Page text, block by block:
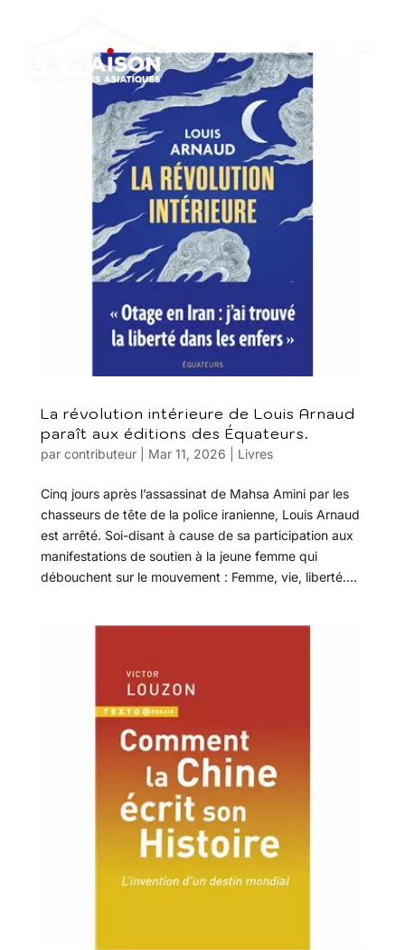
La révolution intérieure de Louis Arnaud
paraît aux éditions des Équateurs.
par contributeur| Mar 11, 2026 Livres
Cinq jours après l’assassinat de Mahsa Amini par les
chasseurs de tête de la police iranienne, Louis Arnaud
est arrêté. Soi-disant à cause de sa participation aux
manifestations de soutien à la jeune femme qui
débouchent sur le mouvement : Femme, vie, liberté....